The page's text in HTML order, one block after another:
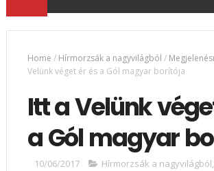
Home / Hírmorzsák a nagyvilágból /
Velünk véget ér és a Gól magyar borítója
Itt a Velünk
a Gól magyar
10/06/2017 Hírmorzsák a nagyvilágból,